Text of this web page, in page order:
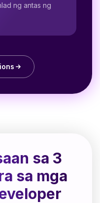
ng antas ng
sa 3
sa mga